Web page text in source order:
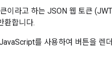
이라고 하는 JSON 웹 토큰
환합니다.
를 사용하여 버튼을